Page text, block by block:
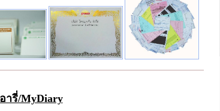
ารี่/MyDiary